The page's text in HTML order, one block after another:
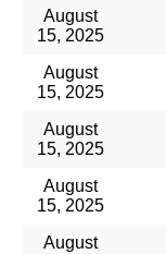
August
15, 2025
August
15, 2025
August
15, 2025
August
15, 2025
August